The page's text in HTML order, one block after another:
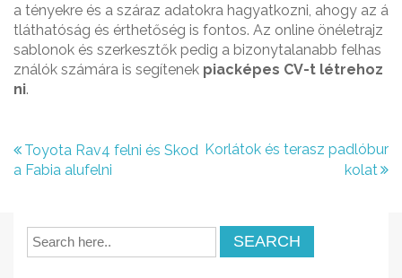
a tényekre és a száraz adatokra hagyatkozni, ahogy az á
tláthatóság és érthetőség is fontos. Az online önéletrajz
sablonok és szerkesztők pedig a bizonytalanabb felhas
ználók számára is segítenek piacképes CV-t létrehoz
ni.
B
e
Toyota Rav4 felni és Skod
a Fabia alufelni
Korlátok és terasz padlóbur
kolat